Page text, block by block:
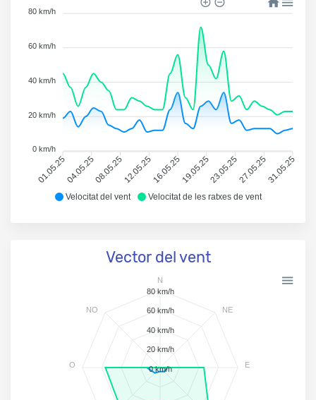
Velocitat del vent Velocitat de les ratxes de vent
01.05.2504.05.2508.05.2512.05.2516.05.2519.05.2523.05.2527.05.2531.05.25
80 km/h
60 km/h
40 km/h
20 km/h
0 km/h
Vector del vent
N
NE
E
O
NO
80 km/h
60 km/h
40 km/h
20 km/h
0 km/h